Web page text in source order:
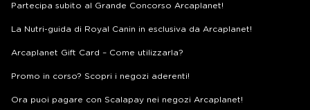
Partecipa subito al Grande Concorso Arcaplanet!
La Nutri-guida di Royal Canin in esclusiva da Arcaplanet!
Arcaplanet Gift Card – Come utilizzarla?
Promo in corso? Scopri i negozi aderenti!
Ora puoi pagare con Scalapay nei negozi Arcaplanet!